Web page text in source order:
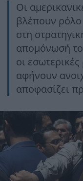
Οι
βλέπουν
στη
απομόνωσή
οι
αφήνουν
αποφασίζει